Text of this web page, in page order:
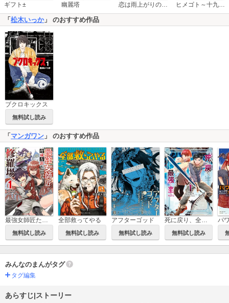
ギフト± 幽麗塔 恋は雨上がりのように ヒメゴト～十九歳の制服～
「 松木いっか」 のおすすめ作品
ブクロキックス
無料試し読み
「 マンガワン 」 のおすすめ作品
最強女師匠たちが育成方針を巡って修羅場
無料試し読み
全部救ってやる
無料試し読み
アフターゴッド
無料試し読み
死に戻り、全てを救うために最強へと至る@comic
無料試し読み
みんなのまんがタグ
タグ編集
あらすじ|ストーリー